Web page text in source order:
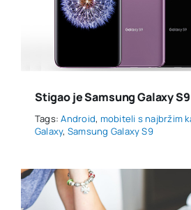
Stigao je Samsung Galaxy S9
Tags:Android, mobiteli s najbržim
Galaxy, Samsung Galaxy S9